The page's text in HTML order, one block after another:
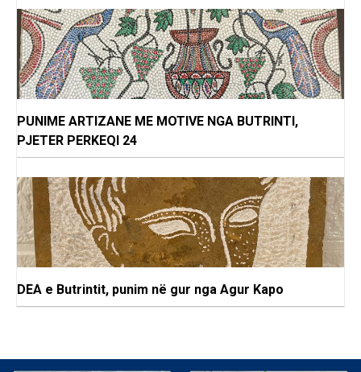
PUNIME ARTIZANE ME MOTIVE NGA BUTRINTI,
PJETER PERKEQI 24
DEA e Butrintit, punim në gur nga Agur Kapo